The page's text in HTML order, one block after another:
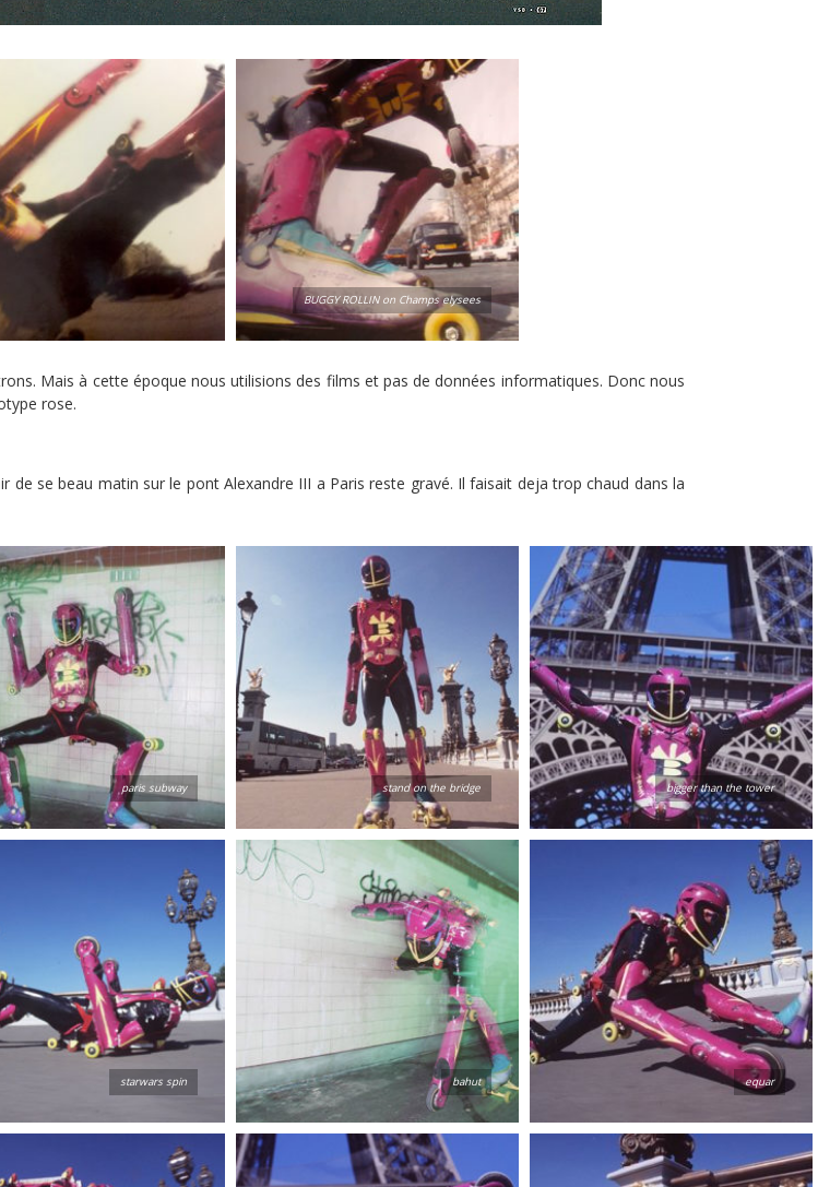
BUGGY ROLLIN on Champs elysees
Mais à cette époque nous utilisions des films et pas de données informatiques. Donc nous
rose.
se beau matin sur le pont Alexandre III a Paris reste gravé. Il faisait deja trop chaud dans la
paris subway stand on the bridge bigger than the tower
starwars spin bahut equar